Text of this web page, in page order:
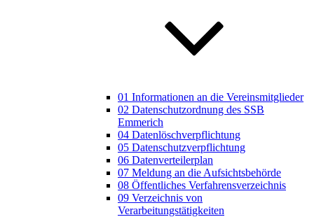
01 Informationen an die Vereinsmitglieder
02 Datenschutzordnung des SSB
Emmerich
04 Datenlöschverpflichtung
05 Datenschutzverpflichtung
06 Datenverteilerplan
07 Meldung an die Aufsichtsbehörde
08 Öffentliches Verfahrensverzeichnis
09 Verzeichnis von
Verarbeitungstätigkeiten